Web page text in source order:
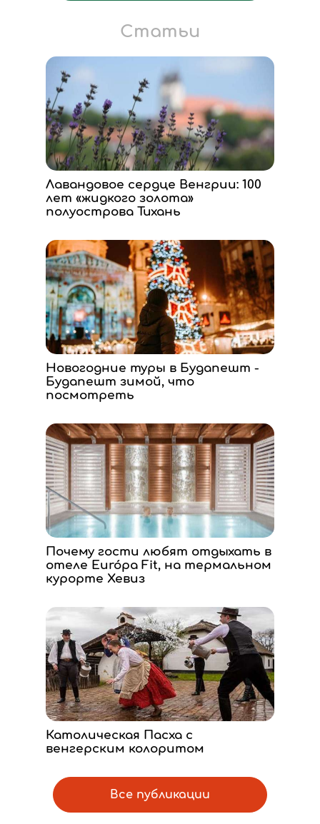
источника (с температурой воды +42°С и +38°С)
и один минеральный…Статьи
Лавандовое сердце Венгрии: 100
лет «жидкого золота»
полуострова Тихань
Новогодние туры в Будапешт -
Будапешт зимой, что
посмотреть
Почему гости любят отдыхать в
отеле Európa Fit, на термальном
курорте Хевиз
Католическая Пасха с
венгерским колоритом
Все публикации